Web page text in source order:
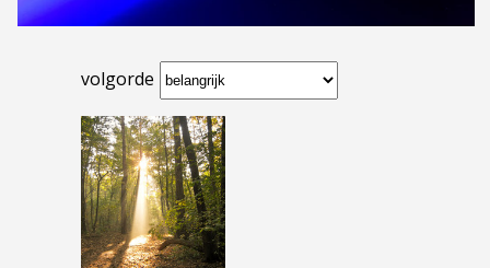
volgorde